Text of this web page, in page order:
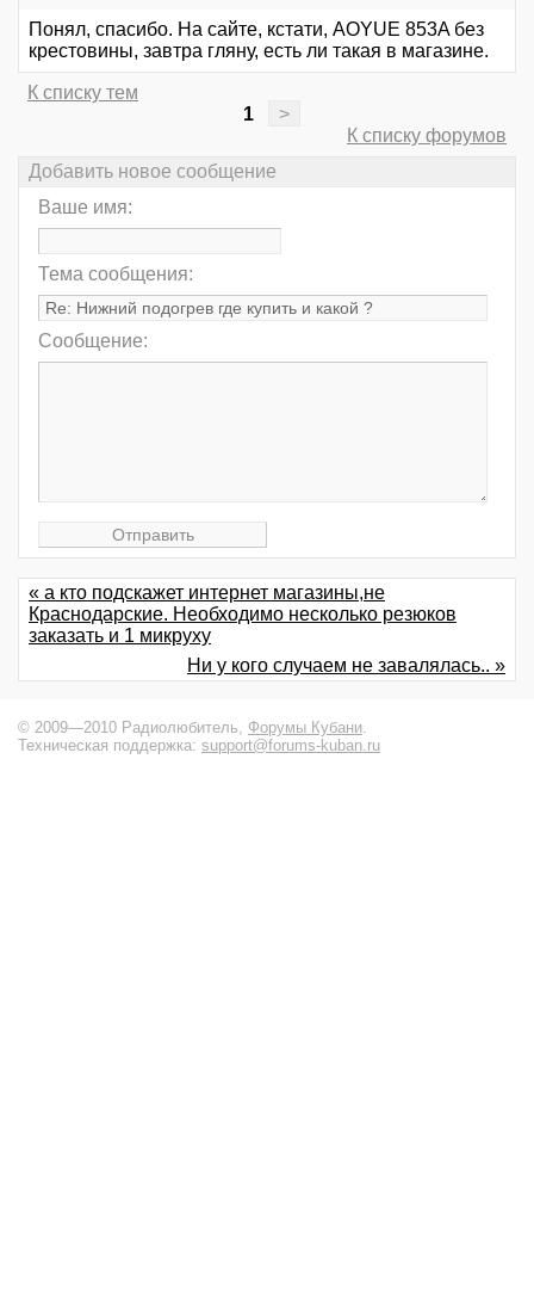
Понял, спасибо. На сайте, кстати, AOYUE 853A без
крестовины, завтра гляну, есть ли такая в магазине.
К списку тем
1
>
К списку форумов
Добавить новое сообщение
Ваше имя:
Тема сообщения:
Сообщение:
« а кто подскажет интернет магазины,не
Краснодарские. Необходимо несколько резюков
заказать и 1 микруху
Ни у кого случаем не завалялась.. »
© 2009—2010 Радиолюбитель, Форумы Кубани
Техническая поддержка: support@forums-kuban.ru